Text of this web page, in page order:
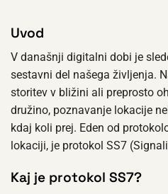
Uvod
V današnji digitalni dobi je
sestavni del našega življenja.
storitev v bližini ali preprosto
družino, poznavanje lokacije
kdaj koli prej. Eden od
lokaciji, je protokol SS7
Kaj je protokol SS7?